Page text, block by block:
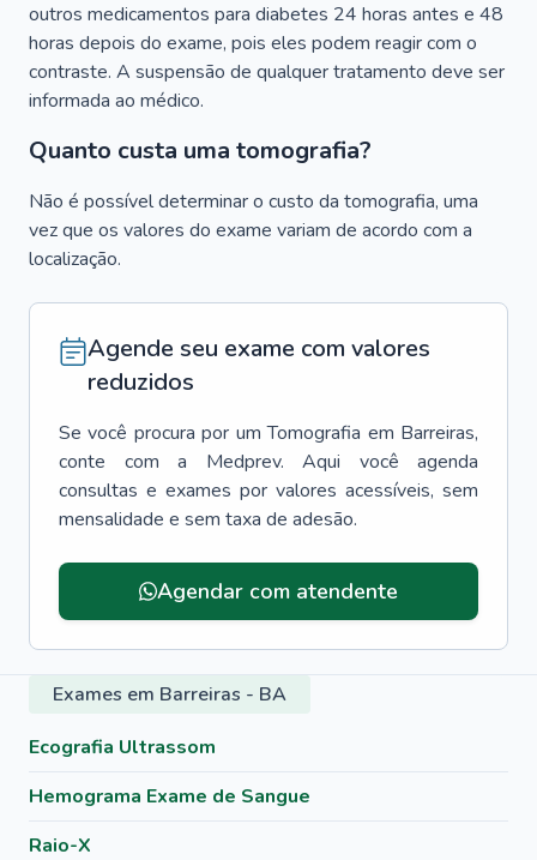
outros medicamentos para diabetes 24 horas antes e 48
horas depois do exame, pois eles podem reagir com o
contraste. A suspensão de qualquer tratamento deve ser
informada ao médico.
Quanto custa uma tomografia?
Não é possível determinar o custo da tomografia, uma
vez que os valores do exame variam de acordo com a
localização.
Agende seu exame com valores
reduzidos
Se você procura por um Tomografia em Barreiras,
conte com a Medprev. Aqui você agenda
consultas e exames por valores acessíveis, sem
mensalidade e sem taxa de adesão.
Agendar com atendente
Exames em Barreiras - BA
Ecografia Ultrassom
Hemograma Exame de Sangue
Raio-X